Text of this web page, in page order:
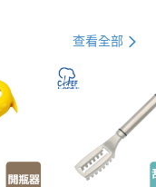
查看全部